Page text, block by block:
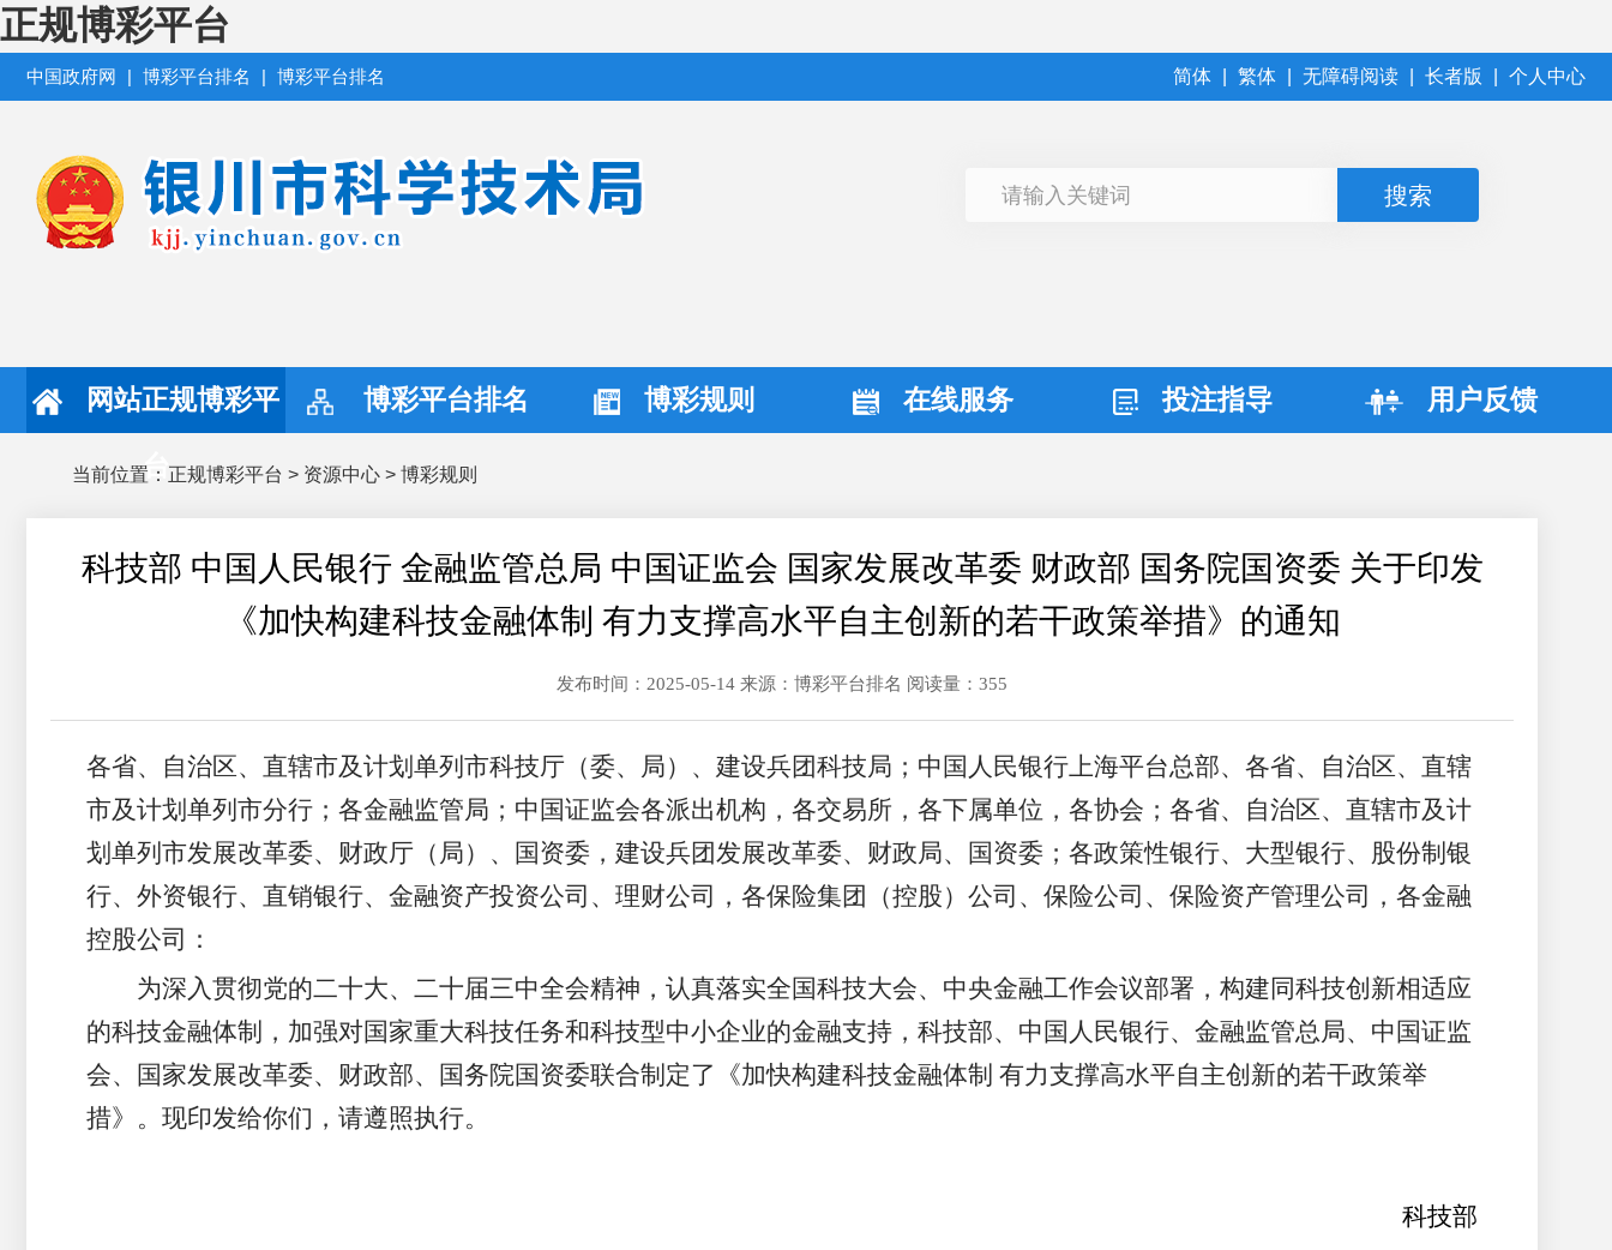
正规博彩平台
中国政府网 | 博彩平台排名 | 博彩平台排名 简体 繁体 无障碍阅读 长者版 个人中心
网站正规博彩平
台
博彩平台排名 博彩规则 在线服务 投注指导 用户反馈
当前位置： 正规博彩平台 > 资源中心 > 博彩规则
科技部 中国人民银行 金融监管总局 中国证监会 国家发展改革委 财政部 国务院国资委 关于印发
《加快构建科技金融体制 有力支撑高水平自主创新的若干政策举措》的通知
发布时间：2025-05-14 来源：博彩平台排名 阅读量：355
各省、自治区、直辖市及计划单列市科技厅（委、局）、建设兵团科技局；中国人民银行上海平台总部、各省、自治区、直辖
市及计划单列市分行；各金融监管局；中国证监会各派出机构，各交易所，各下属单位，各协会；各省、自治区、直辖市及计
划单列市发展改革委、财政厅（局）、国资委，建设兵团发展改革委、财政局、国资委；各政策性银行、大型银行、股份制银
行、外资银行、直销银行、金融资产投资公司、理财公司，各保险集团（控股）公司、保险公司、保险资产管理公司，各金融
控股公司：
为深入贯彻党的二十大、二十届三中全会精神，认真落实全国科技大会、中央金融工作会议部署，构建同科技创新相适应
的科技金融体制，加强对国家重大科技任务和科技型中小企业的金融支持，科技部、中国人民银行、金融监管总局、中国证监
会、国家发展改革委、财政部、国务院国资委联合制定了《加快构建科技金融体制 有力支撑高水平自主创新的若干政策举
措》。现印发给你们，请遵照执行。
科技部